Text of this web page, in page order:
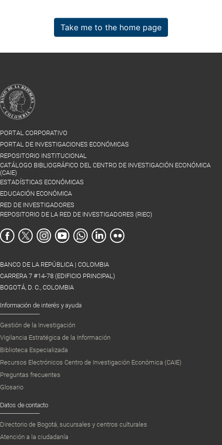
Take me to the home page
PORTAL CORPORATIVO
PORTAL DE INVESTIGACIONES ECONÓMICAS
REPOSITORIO INSTITUCIONAL
CATÁLOGO BIBLIOGRÁFICO DEL CENTRO DE INVESTIGACIÓN ECONÓMICA
(CAIE)
ESTADÍSTICAS ECONÓMICAS
EDUCACIÓN ECONÓMICA
RED DE INVESTIGADORES
REPOSITORIO DE LA RED DE INVESTIGADORES (RIEC)
BANCO DE LA REPÚBLICA | COLOMBIA
CARRERA 7 #14-78 (EDIFICIO PRINCIPAL)
BOGOTÁ, D. C., COLOMBIA
Información de interés y ayuda
Gestión de la Investigación
Vigilancia Estratégica de la Información
Biblioteca Especializada
Recursos Electrónicos Centro de Investigación Económica (CAIE)
Preguntas frecuentes
Glosario
Datos de contacto
Directorio de Bogotá, sucursales y centros culturales
Atención a la ciudadanía